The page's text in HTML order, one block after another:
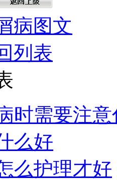
病图文
列表
时需要注意
么好
么护理才好